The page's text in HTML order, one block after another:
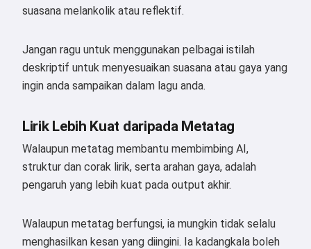
suasana melankolik atau reflektif.
Jangan ragu untuk menggunakan pelbagai istilah
deskriptif untuk menyesuaikan suasana atau gaya yang
ingin anda sampaikan dalam lagu anda.
Lirik Lebih Kuat daripada Metatag
Walaupun metatag membantu membimbing AI,
struktur dan corak lirik, serta arahan gaya, adalah
pengaruh yang lebih kuat pada output akhir.
Walaupun metatag berfungsi, ia mungkin tidak selalu
menghasilkan kesan yang diingini. Ia kadangkala boleh